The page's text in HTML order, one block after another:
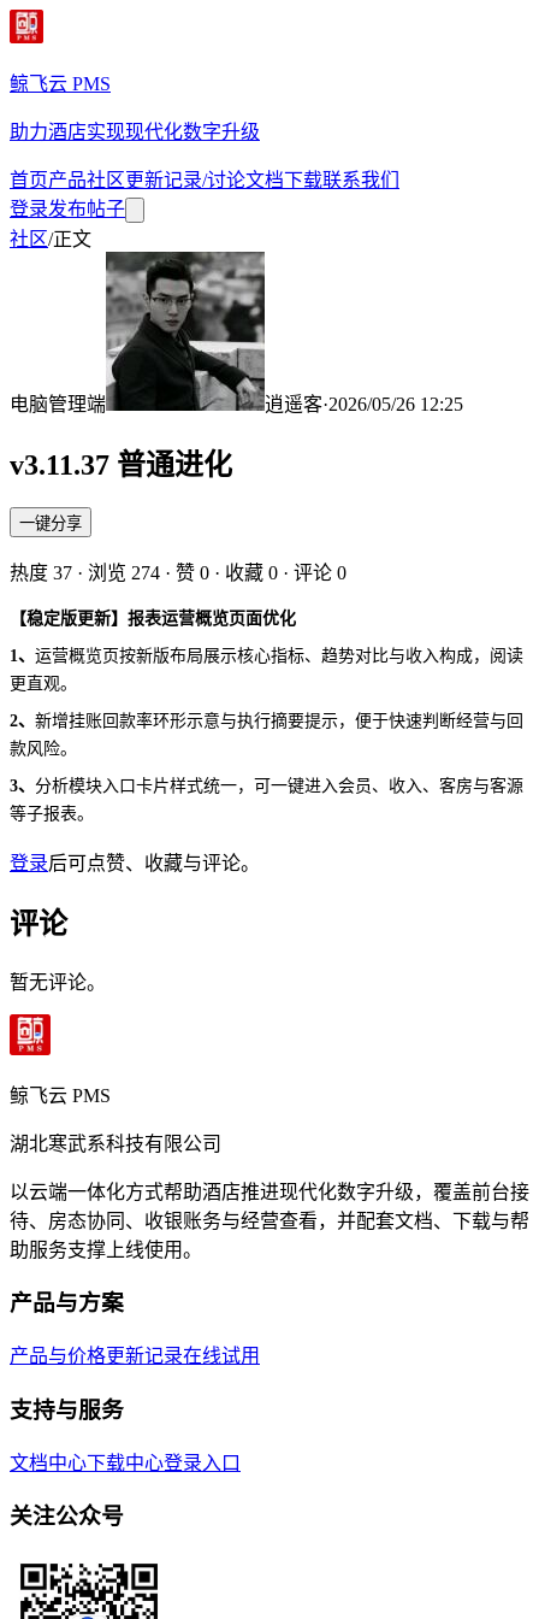
鲸飞云 PMS
助力酒店实现现代化数字升级
首页产品社区更新记录/讨论文档下载联系我们
登录发布帖子
社区/正文
电脑管理端 逍遥客·2026/05/26 12:25
v3.11.37 普通进化
一键分享
热度 37 · 浏览 274 · 赞 0 · 收藏 0 · 评论 0
【稳定版更新】报表运营概览页面优化
1、 运营概览页按新版布局展示核心指标、趋势对比与收入构成，阅读
更直观。
2、 新增挂账回款率环形示意与执行摘要提示，便于快速判断经营与回
款风险。
3、 分析模块入口卡片样式统一，可一键进入会员、收入、客房与客源
等子报表。
登录后可点赞、收藏与评论。
评论
暂无评论。
鲸飞云 PMS
湖北寒武系科技有限公司
以云端一体化方式帮助酒店推进现代化数字升级，覆盖前台接
待、房态协同、收银账务与经营查看，并配套文档、下载与帮
助服务支撑上线使用。
产品与方案
产品与价格更新记录在线试用
支持与服务
文档中心下载中心登录入口
关注公众号